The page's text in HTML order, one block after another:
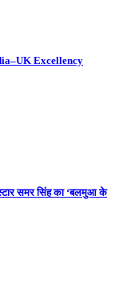
Excellency
स्टार समर सिंह का ‘बलमुआ के